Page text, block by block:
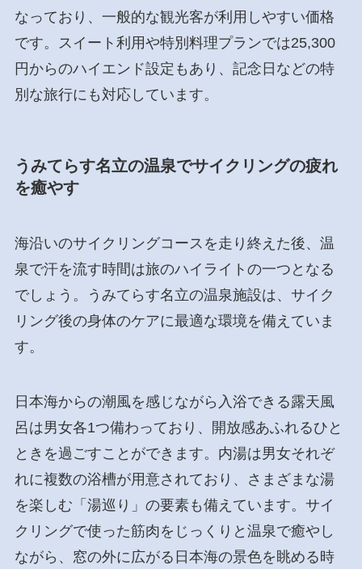
なっており、一般的な観光客が利用しやすい価格
です。スイート利用や特別料理プランでは25,300
円からのハイエンド設定もあり、記念日などの特
別な旅行にも対応しています。
うみてらす名立の温泉でサイクリングの疲れ
を癒やす
海沿いのサイクリングコースを走り終えた後、温
泉で汗を流す時間は旅のハイライトの一つとなる
でしょう。うみてらす名立の温泉施設は、サイク
リング後の身体のケアに最適な環境を備えていま
す。
日本海からの潮風を感じながら入浴できる露天風
呂は男女各1つ備わっており、開放感あふれるひと
ときを過ごすことができます。内湯は男女それぞ
れに複数の浴槽が用意されており、さまざまな湯
を楽しむ「湯巡り」の要素も備えています。サイ
クリングで使った筋肉をじっくりと温泉で癒やし
ながら、窓の外に広がる日本海の景色を眺める時